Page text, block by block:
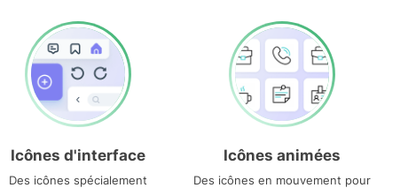
Icônes d'interface
Des icônes spécialement
Icônes animées
Des icônes en mouvement pour